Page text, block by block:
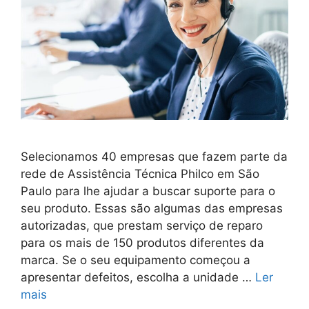
Selecionamos 40 empresas que fazem parte da
rede de Assistência Técnica Philco em São
Paulo para lhe ajudar a buscar suporte para o
seu produto. Essas são algumas das empresas
autorizadas, que prestam serviço de reparo
para os mais de 150 produtos diferentes da
marca. Se o seu equipamento começou a
apresentar defeitos, escolha a unidade … Ler
mais